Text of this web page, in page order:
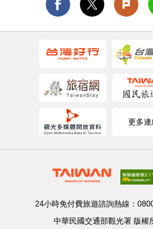
更多連
24小時免付費旅遊諮詢熱線：
中華民國交通部觀光署 版權